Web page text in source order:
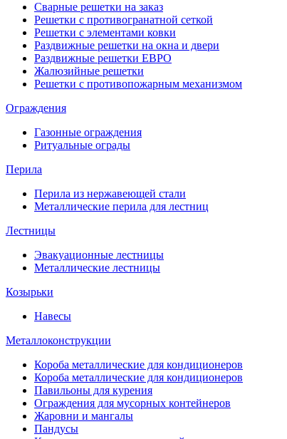
Сварные решетки на заказ
Решетки с противогранатной сеткой
Решетки с элементами ковки
Раздвижные решетки на окна и двери
Раздвижные решетки ЕВРО
Жалюзийные решетки
Решетки с противопожарным механизмом
Ограждения
Газонные ограждения
Ритуальные ограды
Перила
Перила из нержавеющей стали
Металлические перила для лестниц
Лестницы
Эвакуационные лестницы
Металлические лестницы
Козырьки
Навесы
Металлоконструкции
Короба металлические для кондиционеров
Короба металлические для кондиционеров
Павильоны для курения
Ограждения для мусорных контейнеров
Жаровни и мангалы
Пандусы